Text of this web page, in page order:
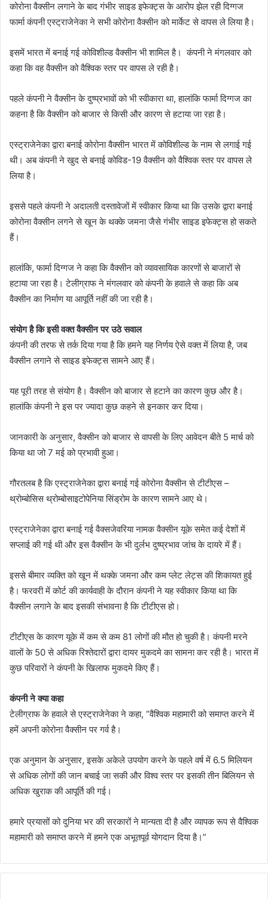
कोरोना वैक्सीन लगाने के बाद गंभीर साइड इफेक्ट्स के आरोप झेल रही दिग्गज
फार्मा कंपनी एस्ट्राजेनेका ने सभी कोरोना वैक्सीन को मार्केट से वापस ले लिया है।
इसमें भारत में बनाई गई कोविशील्ड वैक्सीन भी शामिल है। कंपनी ने मंगलवार को
कहा कि वह वैक्सीन को वैश्विक स्तर पर वापस ले रही है।
पहले कंपनी ने वैक्सीन के दुष्प्रभावों को भी स्वीकारा था, हालांकि फार्मा दिग्गज का
कहना है कि वैक्सीन को बाजार से किसी और कारण से हटाया जा रहा है।
एस्ट्राजेनेका द्वारा बनाई कोरोना वैक्सीन भारत में कोविशील्ड के नाम से लगाई गई
थी। अब कंपनी ने खुद से बनाई कोविड-19 वैक्सीन को वैश्विक स्तर पर वापस ले
लिया है।
इससे पहले कंपनी ने अदालती दस्तावेजों में स्वीकार किया था कि उसके द्वारा बनाई
कोरोना वैक्सीन लगने से खून के थक्के जमना जैसे गंभीर साइड इफेक्ट्स हो सकते
हैं।
हालांकि, फार्मा दिग्गज ने कहा कि वैक्सीन को व्यावसायिक कारणों से बाजारों से
हटाया जा रहा है। टेलीग्राफ ने मंगलवार को कंपनी के हवाले से कहा कि अब
वैक्सीन का निर्माण या आपूर्ति नहीं की जा रही है।
संयोग है कि इसी वक्त वैक्सीन पर उठे सवाल
कंपनी की तरफ से तर्क दिया गया है कि हमने यह निर्णय ऐसे वक्त में लिया है, जब
वैक्सीन लगाने से साइड इफेक्ट्स सामने आए हैं।
यह पूरी तरह से संयोग है। वैक्सीन को बाजार से हटाने का कारण कुछ और है।
हालांकि कंपनी ने इस पर ज्यादा कुछ कहने से इनकार कर दिया।
जानकारी के अनुसार, वैक्सीन को बाजार से वापसी के लिए आवेदन बीते 5 मार्च को
किया था जो 7 मई को प्रभावी हुआ।
गौरतलब है कि एस्ट्राजेनेका द्वारा बनाई गई कोरोना वैक्सीन से टीटीएस –
थ्रोम्बोसिस थ्रोम्बोसाइटोपेनिया सिंड्रोम के कारण सामने आए थे।
एस्ट्राजेनेका द्वारा बनाई गई वैक्सजेवरिया नामक वैक्सीन यूके समेत कई देशों में
सप्लाई की गई थी और इस वैक्सीन के भी दुर्लभ दुष्प्रभाव जांच के दायरे में हैं।
इससे बीमार व्यक्ति को खून में थक्के जमना और कम प्लेट लेट्स की शिकायत हुई
है। फरवरी में कोर्ट की कार्यवाही के दौरान कंपनी ने यह स्वीकार किया था कि
वैक्सीन लगाने के बाद इसकी संभावना है कि टीटीएस हो।
टीटीएस के कारण यूके में कम से कम 81 लोगों की मौत हो चुकी है। कंपनी मरने
वालों के 50 से अधिक रिश्तेदारों द्वारा दायर मुकदमे का सामना कर रही है। भारत में
कुछ परिवारों ने कंपनी के खिलाफ मुकदमे किए हैं।
कंपनी ने क्या कहा
टेलीग्राफ के हवाले से एस्ट्राजेनेका ने कहा, “वैश्विक महामारी को समाप्त करने में
हमें अपनी कोरोना वैक्सीन पर गर्व है।
एक अनुमान के अनुसार, इसके अकेले उपयोग करने के पहले वर्ष में 6.5 मिलियन
से अधिक लोगों की जान बचाई जा सकी और विश्व स्तर पर इसकी तीन बिलियन से
अधिक खुराक की आपूर्ति की गई।
हमारे प्रयासों को दुनिया भर की सरकारों ने मान्यता दी है और व्यापक रूप से वैश्विक
महामारी को समाप्त करने में हमने एक अभूतपूर्व योगदान दिया है।”